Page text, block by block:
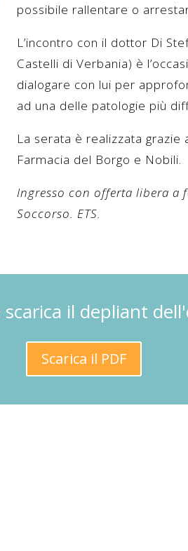
possibile rallentare o
L’incontro con il dottor Di
Castelli di Verbania) è
dialogare con lui per
ad una delle patologie più
La serata è realizzata grazie
Farmacia del Borgo e Nobili.
Ingresso con offerta libera a
Soccorso. ETS.
scarica il depliant
Scarica il PDF